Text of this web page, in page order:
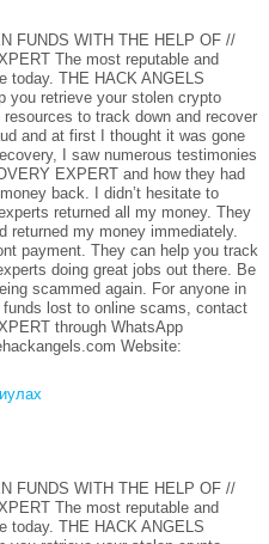
FUNDS WITH THE HELP OF //
The most reputable and
today. THE HACK ANGELS
you retrieve your stolen crypto
to track down and recover
and at first I thought it was gone
I saw numerous testimonies
EXPERT and how they had
back. I didn’t hesitate to
returned all my money. They
returned my money immediately.
payment. They can help you track
doing great jobs out there. Be
scammed again. For anyone in
lost to online scams, contact
through WhatsApp
Website:
FUNDS WITH THE HELP OF //
The most reputable and
today. THE HACK ANGELS